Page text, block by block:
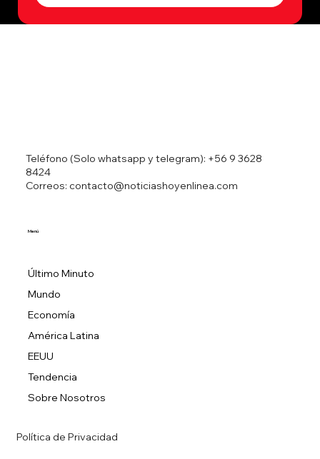
Teléfono (Solo whatsapp y telegram): +56 9 3628
8424
Correos: contacto@noticiashoyenlinea.com
Último Minuto
Mundo
Economía
América Latina
EEUU
Tendencia
Sobre Nosotros
Menú
Política de Privacidad